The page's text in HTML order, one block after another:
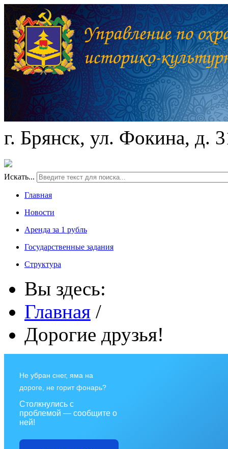
г. Брянск, ул. Фокина, д.
Искать...
Главная
Новости
Аренда за 1 рубль
Государственные задания
Структура
Вы здесь:
Главная /
Дорогие друзья!
Не убран снег, яма на
дороге, не горит фонарь?
Столкнулись с
проблемой — сообщите о
ней!